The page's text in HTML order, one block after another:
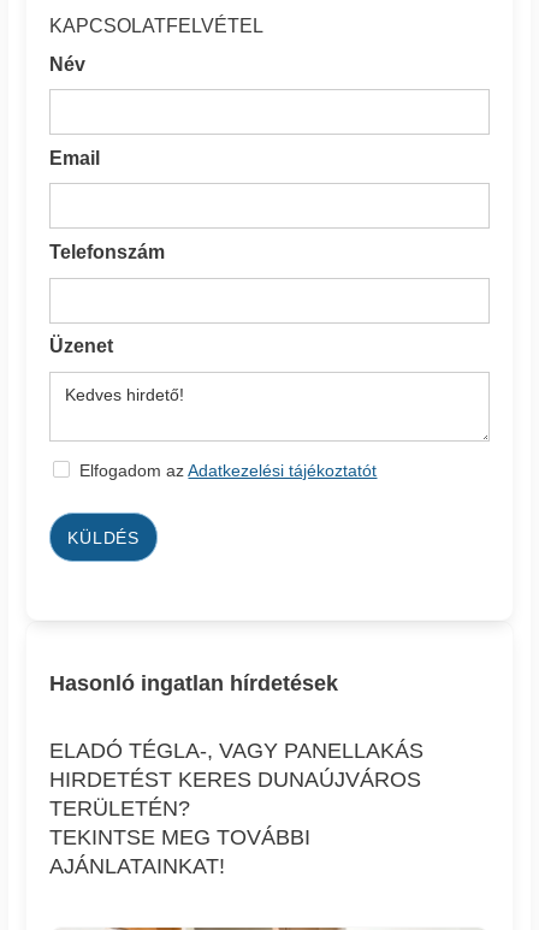
KAPCSOLATFELVÉTEL
Név
Email
Telefonszám
Üzenet
Elfogadom azAdatkezelési tájékoztatót
KÜLDÉS
Hasonló ingatlan hírdetések
ELADÓ TÉGLA-, VAGY PANELLAKÁS
HIRDETÉST KERES DUNAÚJVÁROS
TERÜLETÉN?
TEKINTSE MEG TOVÁBBI
AJÁNLATAINKAT!